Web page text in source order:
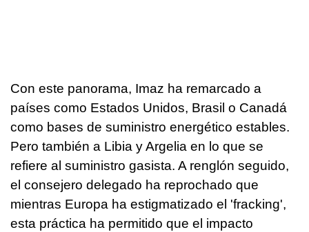
Con este panorama, Imaz ha remarcado a
países como Estados Unidos, Brasil o Canadá
como bases de suministro energético estables.
Pero también a Libia y Argelia en lo que se
refiere al suministro gasista. A renglón seguido,
el consejero delegado ha reprochado que
mientras Europa ha estigmatizado el 'fracking',
esta práctica ha permitido que el impacto